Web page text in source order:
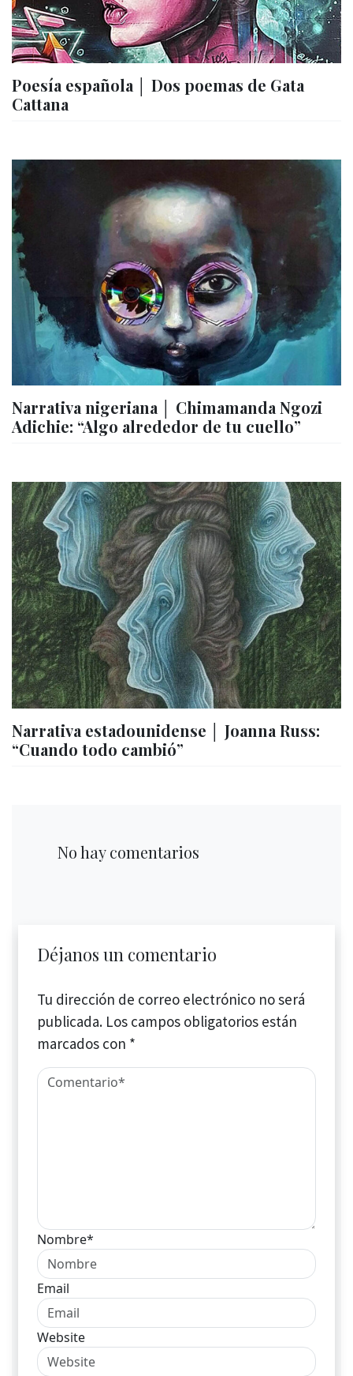
Poesía española │ Dos poemas de Gata
Cattana
Narrativa nigeriana │ Chimamanda Ngozi
Adichie: “Algo alrededor de tu cuello”
Narrativa estadounidense │ Joanna Russ:
“Cuando todo cambió”
No hay comentarios
Déjanos un comentario
Tu dirección de correo electrónico no será
publicada. Los campos obligatorios están
marcados con *
Nombre*
Email
Website